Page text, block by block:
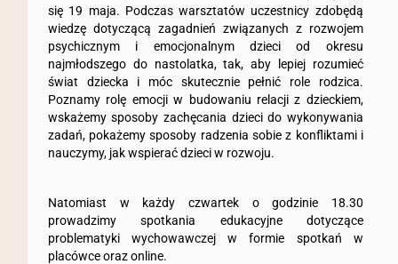
się 19 maja. Podczas warsztatów uczestnicy zdobędą
wiedzę dotyczącą zagadnień związanych z rozwojem
psychicznym i emocjonalnym dzieci od okresu
najmłodszego do nastolatka, tak, aby lepiej rozumieć
świat dziecka i móc skutecznie pełnić role rodzica.
Poznamy rolę emocji w budowaniu relacji z dzieckiem,
wskażemy sposoby zachęcania dzieci do wykonywania
zadań, pokażemy sposoby radzenia sobie z konfliktami i
nauczymy, jak wspierać dzieci w rozwoju.
Natomiast w każdy czwartek o godzinie 18.30
prowadzimy spotkania edukacyjne dotyczące
problematyki wychowawczej w formie spotkań w
placówce oraz online.